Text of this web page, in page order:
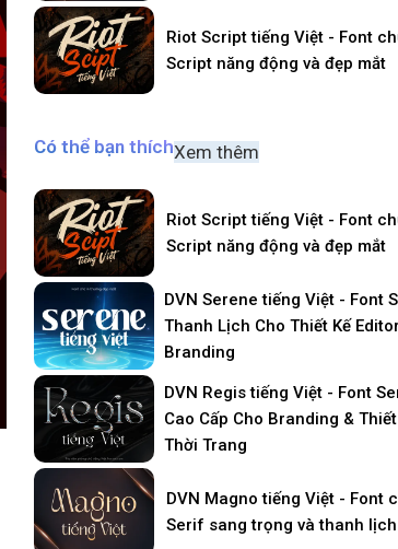
Riot Script tiếng Việt - Font
Script năng động và đẹp mắt
Có thể bạn thíchXem thêm
Riot Script tiếng Việt - Font
Script năng động và đẹp mắt
DVN Serene tiếng Việt - Font
Thanh Lịch Cho Thiết Kế
Branding
DVN Regis tiếng Việt - Font
Cao Cấp Cho Branding &
Thời Trang
DVN Magno tiếng Việt - Font
Serif sang trọng và thanh lịch